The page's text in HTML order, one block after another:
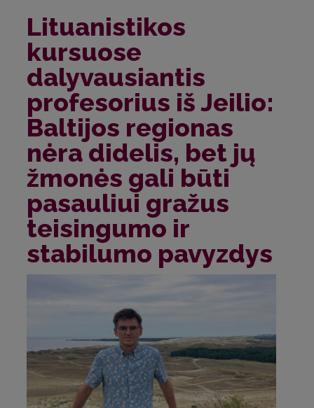
Lituanistikos
kursuose
dalyvausiantis
profesorius iš Jeilio:
Baltijos regionas
nėra didelis, bet jų
žmonės gali būti
pasauliui gražus
teisingumo ir
stabilumo pavyzdys